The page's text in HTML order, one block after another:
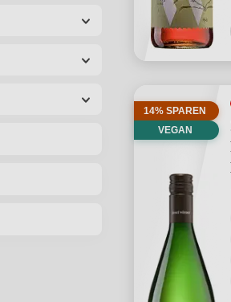
14% SPAREN
VEGAN